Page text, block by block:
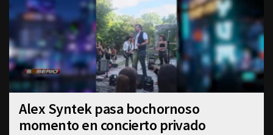
Alex Syntek pasa bochornoso
momento en concierto privado